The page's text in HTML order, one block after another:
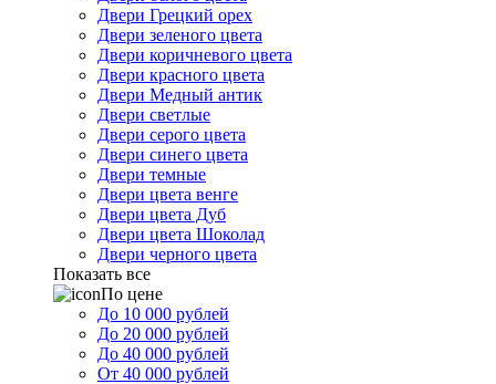
Двери Грецкий орех
Двери зеленого цвета
Двери коричневого цвета
Двери красного цвета
Двери Медный антик
Двери светлые
Двери серого цвета
Двери синего цвета
Двери темные
Двери цвета венге
Двери цвета Дуб
Двери цвета Шоколад
Двери черного цвета
Показать все
По цене
До 10 000 рублей
До 20 000 рублей
До 40 000 рублей
От 40 000 рублей